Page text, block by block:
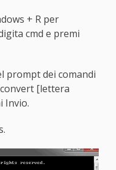
+ R per
cmd e premi
prompt dei comandi
[lettera
Invio.